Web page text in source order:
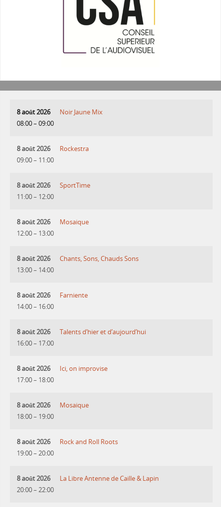
8 août 2026
08:00– 09:00
Noir Jaune Mix
8 août 2026
09:00– 11:00
Rockestra
8 août 2026
11:00– 12:00
SportTime
8 août 2026
12:00– 13:00
Mosaique
8 août 2026
13:00– 14:00
Chants, Sons, Chauds Sons
8 août 2026
14:00– 16:00
Farniente
8 août 2026
16:00– 17:00
Talents d’hier et d’aujourd’hui
8 août 2026
17:00– 18:00
Ici, on improvise
8 août 2026
18:00– 19:00
Mosaique
8 août 2026
19:00– 20:00
Rock and Roll Roots
8 août 2026
20:00– 22:00
La Libre Antenne de Caille & Lapin